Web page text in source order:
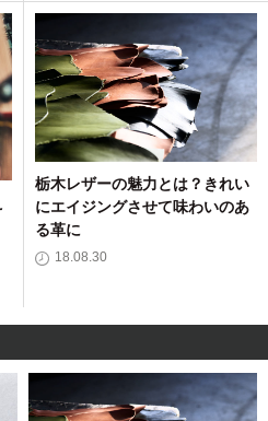
栃木レザーの魅力とは？きれい
にエイジングさせて味わいのあ
る革に
18.08.30